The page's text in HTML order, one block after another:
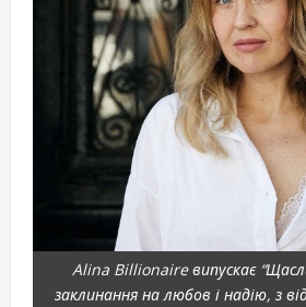
Alina Billionaire випускає
заклинання на любов і надію, з